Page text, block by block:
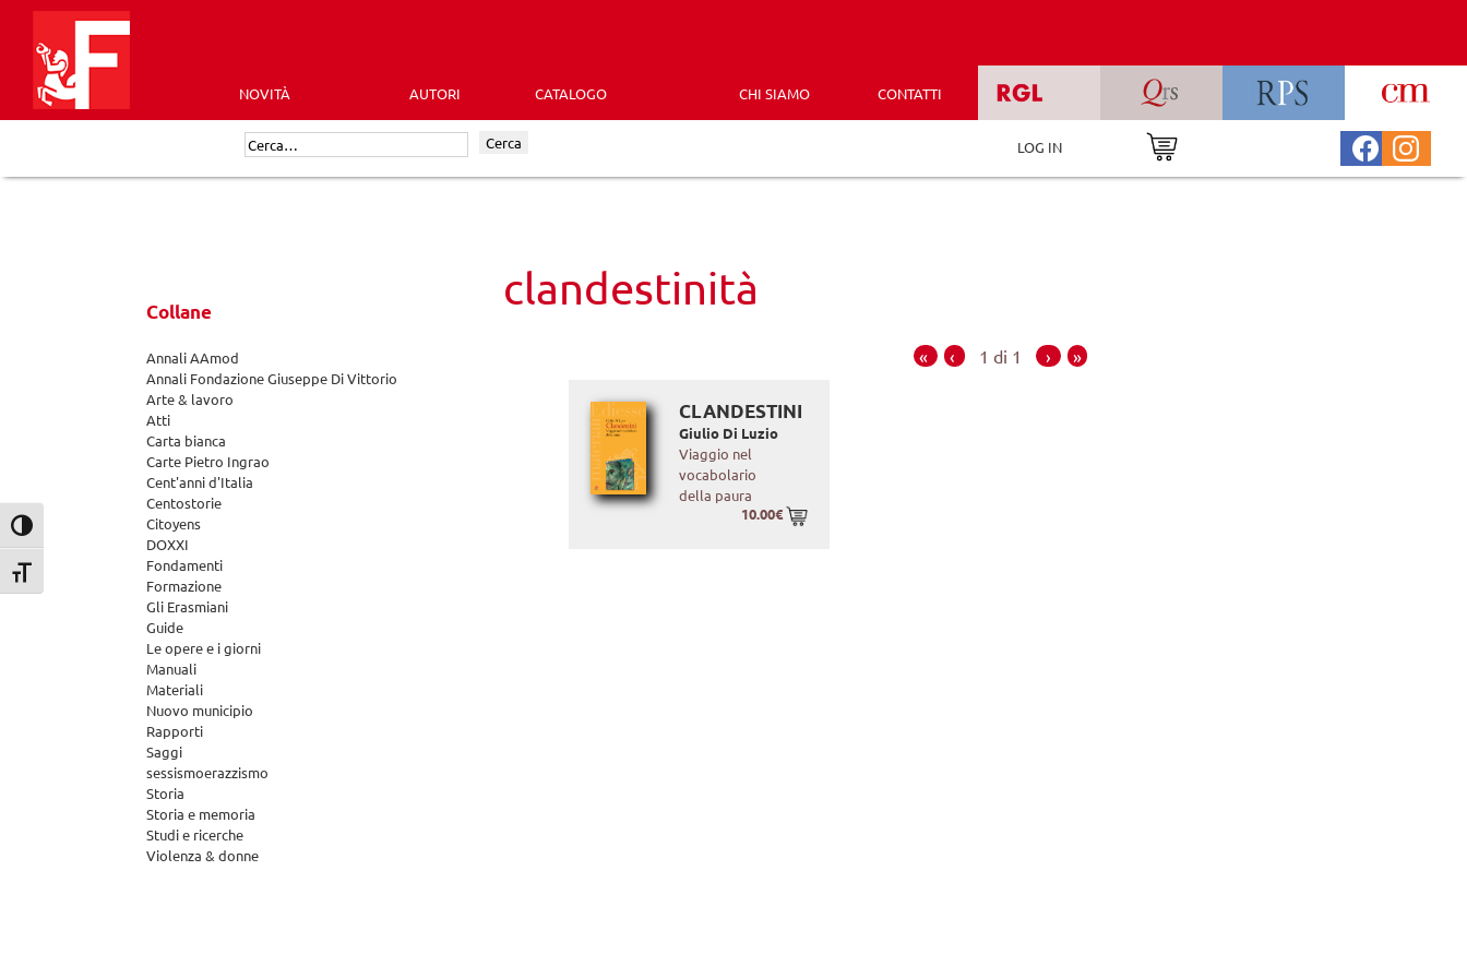
Attiva/disattiva alto contrasto
Attiva/disattiva dimensione testo
content
Futura
Editrice
NOVITÀ AUTORI CATALOGO CHI SIAMO CONTATTI
Cerca: Cerca LOG IN
Collane
Annali AAmod
Annali Fondazione Giuseppe Di Vittorio
Arte & lavoro
Atti
Carta bianca
Carte Pietro Ingrao
Cent'anni d'Italia
Centostorie
Citoyens
DOXXI
Fondamenti
Formazione
Gli Erasmiani
Guide
Le opere e i giorni
Manuali
Materiali
Nuovo municipio
Rapporti
Saggi
sessismoerazzismo
Storia
Storia e memoria
Studi e ricerche
Violenza & donne
clandestinità
« ‹ 1 di 1 › »
CLANDESTINI
Giulio Di Luzio
Viaggio nel
vocabolario
della paura
10.00€